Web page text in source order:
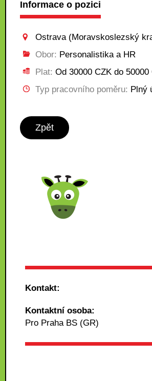
Informace o pozici
Ostrava (Moravskoslezský
Obor: Personalistika a HR
Plat: Od 30000 CZK do 50000
Typ pracovního poměru: Plný
Zpět
Kontakt:
Kontaktní osoba:
Pro Praha BS (GR)